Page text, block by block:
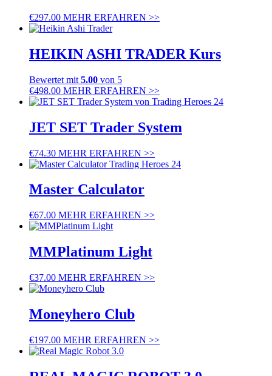
€297.00 MEHR ERFAHREN >>
HEIKIN ASHI TRADER Kurs
Bewertet mit 5.00 von 5
€498.00 MEHR ERFAHREN >>
JET SET Trader System
€74.30 MEHR ERFAHREN >>
Master Calculator
€67.00 MEHR ERFAHREN >>
MMPlatinum Light
€37.00 MEHR ERFAHREN >>
Moneyhero Club
€197.00 MEHR ERFAHREN >>